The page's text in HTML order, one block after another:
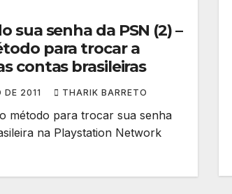
sua senha da PSN (2) –
para trocar a
contas brasileiras
DE 2011 THARIK BARRETO
método para trocar sua senha
na Playstation Network